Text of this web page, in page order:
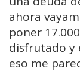
ahora
poner
disfrutado y
eso me